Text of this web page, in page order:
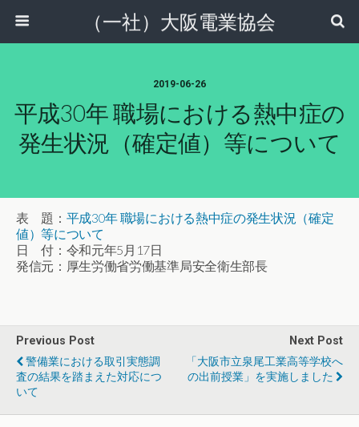
（一社）大阪電業協会
2019-06-26
平成30年 職場における熱中症の
発生状況（確定値）等について
表 題： 平成30年 職場における熱中症の発生状況（確定
値）等について
日 付：令和元年5月17日
発信元：厚生労働省労働基準局安全衛生部長
Previous Post
警備業における取引実態調
査の結果を踏まえた対応につ
いて
Next Post
「大阪市立泉尾工業高等学校へ
の出前授業」を実施しました